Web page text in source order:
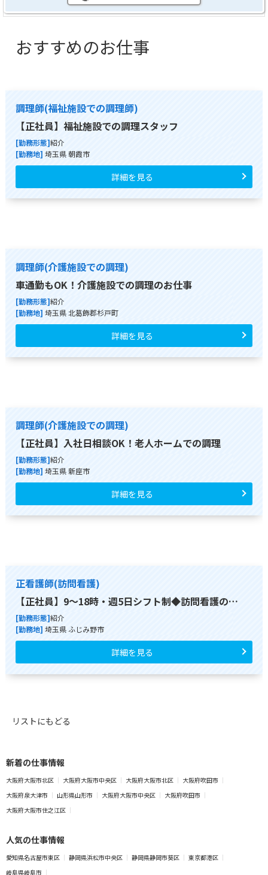
おすすめのお仕事
調理師(福祉施設での調理師)
【正社員】福祉施設での調理スタッフ
[勤務形態]紹介
[勤務地] 埼玉県 朝霞市
詳細を見る
調理師(介護施設での調理)
車通勤もOK！介護施設での調理のお仕事
[勤務形態]紹介
[勤務地] 埼玉県 北葛飾郡杉戸町
詳細を見る
調理師(介護施設での調理)
【正社員】入社日相談OK！老人ホームでの調理
[勤務形態]紹介
[勤務地] 埼玉県 新座市
詳細を見る
正看護師(訪問看護)
【正社員】9～18時・週5日シフト制◆訪問看護の…
[勤務形態]紹介
[勤務地] 埼玉県 ふじみ野市
詳細を見る
リストにもどる
新着の仕事情報
大阪府大阪市北区 大阪府大阪市中央区 大阪府大阪市北区
大阪府吹田市
大阪府泉大津市
山形県山形市 大阪府大阪市中央区
大阪府吹田市
大阪府大阪市住之江区
人気の仕事情報
愛知県名古屋市東区 静岡県浜松市中央区 静岡県静岡市葵区
東京都港区
岐阜県岐阜市